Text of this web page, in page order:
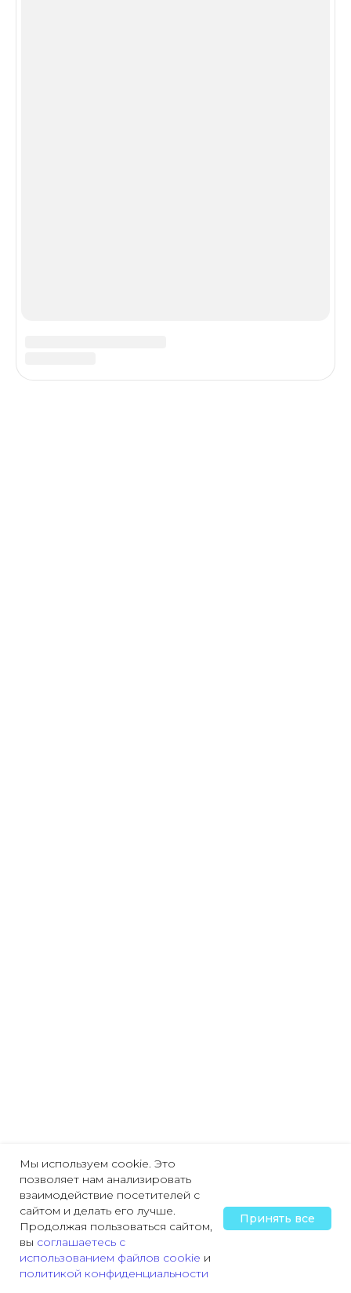
Главная Охрана труда Пожарная безопасность
Мы используем cookie. Это
позволяет нам анализировать
взаимодействие посетителей с
сайтом и делать его лучше.
Продолжая пользоваться сайтом,
вы соглашаетесь с
использованием файлов cookie и
политикой конфиденциальности
Принять все